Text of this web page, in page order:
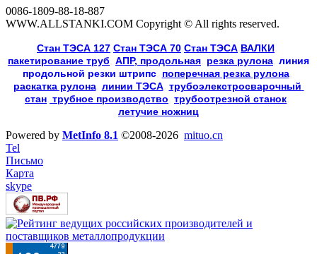
0086-1809-88-18-887
WWW.ALLSTANKI.COM Copyright © All rights reserved.
Cтан ТЭСА 127 Cтан ТЭСА 70 Cтан ТЭСА ВАЛКИ
пакетирование труб АПР, продольная резка рулона линия
продольной резки штрипс, поперечная резка рулона
раскатка рулона, линии ТЭСА, трубоэлекстросварочный
стан трубное производство трубоотрезной станок
летучие ножниц
Powered by MetInfo 8.1 ©2008-2026 mituo.cn
Tel
Письмо
Карта
skype